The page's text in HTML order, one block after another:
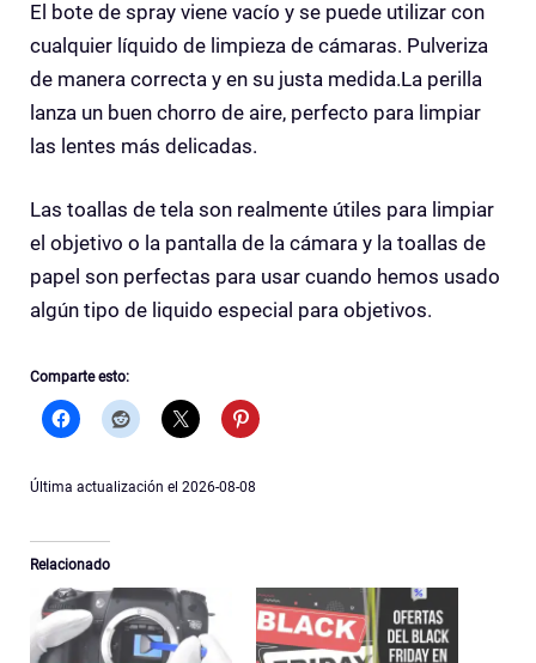
El bote de spray viene vacío y se puede utilizar con
cualquier líquido de limpieza de cámaras. Pulveriza
de manera correcta y en su justa medida.La perilla
lanza un buen chorro de aire, perfecto para limpiar
las lentes más delicadas.
Las toallas de tela son realmente útiles para limpiar
el objetivo o la pantalla de la cámara y la toallas de
papel son perfectas para usar cuando hemos usado
algún tipo de liquido especial para objetivos.
Comparte esto:
Última actualización el 2026-08-08
Relacionado